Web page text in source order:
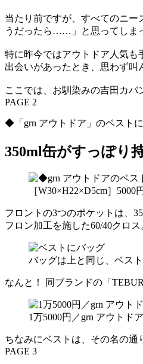
当たり前ですが、すべてのニ
うだったら……」と思ってしま
特に昨今ではアウトドア人気も
出会いがあったとき、思わず叫
ここでは、お馴染みの吉田カバ
PAGE 2
◆「grn アウトドア」のベスト
350ml缶がすっぽり
［W30×H22×D5cm］
フロントの3つのポケットは、
フロン加工を施した60/40クロ
バッグは上と同じ、ベス
なんと！ 同ブランドの「
1万5000円／grn アウトド
ちなみにベストは、その名の通
PAGE 3